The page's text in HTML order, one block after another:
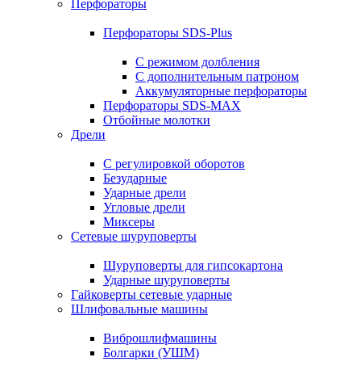
Перфораторы
Перфораторы SDS-Plus
С режимом долбления
С дополнительным патроном
Аккумуляторные перфораторы
Перфораторы SDS-MAX
Отбойные молотки
Дрели
С регулировкой оборотов
Безударные
Ударные дрели
Угловые дрели
Миксеры
Сетевые шуруповерты
Шуруповерты для гипсокартона
Ударные шуруповерты
Гайковерты сетевые ударные
Шлифовальные машины
Виброшлифмашины
Болгарки (УШМ)